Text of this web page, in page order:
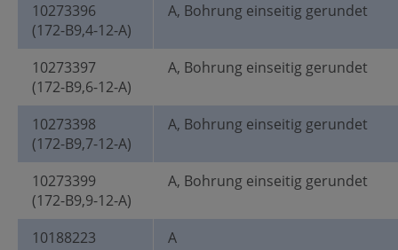
10273396
(172-B9,4-12-A)
A, Bohrung einseitig gerundet
10273397
(172-B9,6-12-A)
A, Bohrung einseitig gerundet
10273398
(172-B9,7-12-A)
A, Bohrung einseitig gerundet
10273399
(172-B9,9-12-A)
A, Bohrung einseitig gerundet
10188223
A